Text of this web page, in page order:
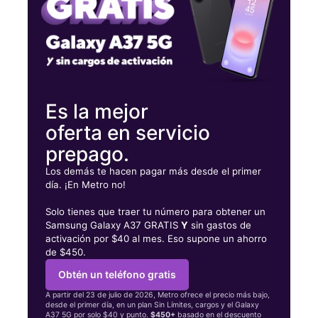
5575 Wendy Bagwell Pkwy Ste 205 Hiram, GA 30141
Es la mejor
oferta en servicio
prepago.
Los demás te hacen pagar más desde el primer
día. ¡En Metro no!
Solo tienes que traer tu número para obtener un
Samsung Galaxy A37 GRATISY sin gastos de
activación por $40 al mes. Eso supone un ahorro
de $450.
Obtén un teléfono gratis
A partir del 23 de julio de 2026, Metro ofrece el precio más bajo,
desde el primer día, en un plan Sin Límites, cargos y el Galaxy
A37 5G por solo $40 y punto.$450+ basado en el descuento